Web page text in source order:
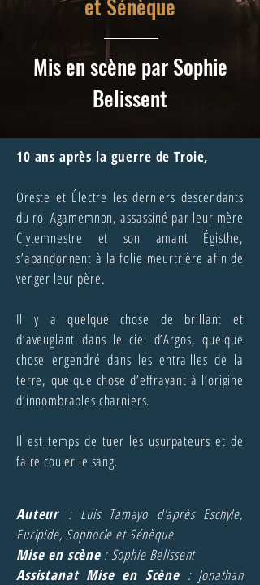
Mis en scène par Sophie
Belissent
10 ans après la guerre de Troie,
Oreste et Électre les derniers descendants
du roi Agamemnon, assassiné par leur mère
Clytemnestre et son amant Égisthe,
s’abandonnent à la folie meurtrière afin de
venger leur père.
Il y a quelque chose de brillant et
d’aveuglant dans le ciel d’Argos, quelque
chose engendré dans les entrailles de la
terre, quelque chose d’effrayant à l’origine
d’innombrables charniers.
Il est temps de tuer les usurpateurs et de
faire couler le sang.
Auteur: Luis Tamayo d'après Eschyle,
Euripide, Sophocle et Sénèque
Mise en scène : Sophie Belissent
Assistanat Mise en Scène : Jonathan